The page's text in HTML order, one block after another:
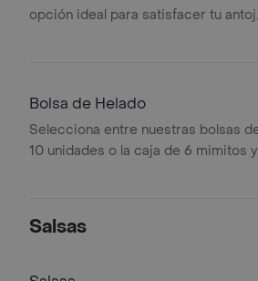
opción ideal para satisfacer tu
Bolsa de Helado
Selecciona entre nuestras bolsas
10 unidades o la caja de 6 mimitos y
Salsas